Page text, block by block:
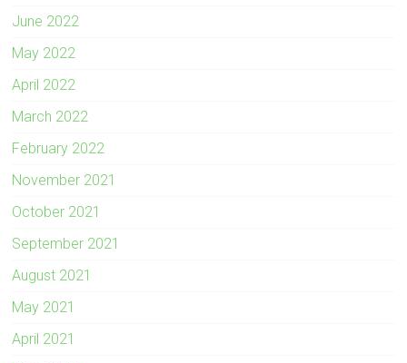
June 2022
May 2022
April 2022
March 2022
February 2022
November 2021
October 2021
September 2021
August 2021
May 2021
April 2021